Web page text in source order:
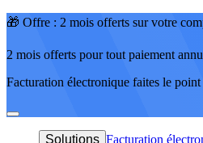
🎁 Offre : 2 mois offerts sur votre
2 mois offerts pour tout paiement
Facturation électronique faites le
Solutions Facturation